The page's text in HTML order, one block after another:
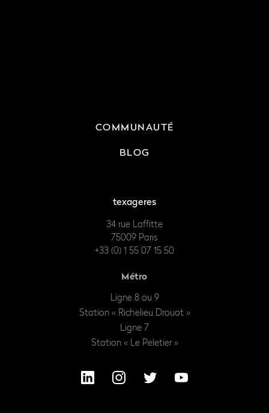
COMMUNAUTÉ
BLOG
texageres
34 rue Laffitte
75009 Paris
+33 (0) 1 55 07 15 50
Métro
Ligne 8 ou 9
Station « Richelieu Drouot »
Ligne 7
Station « Le Peletier »